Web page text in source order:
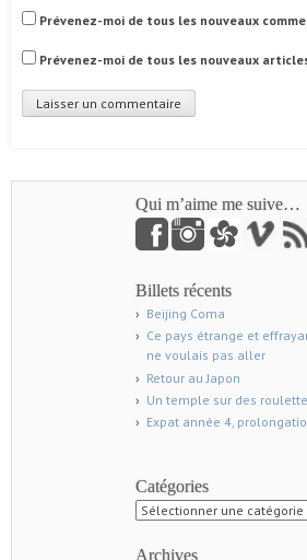
Prévenez-moi de tous les nouveaux
Prévenez-moi de tous les nouveaux
Qui m’aime me suive…
Billets récents
Beijing Coma
Ce pays étrange et
ne voulais pas aller
Retour au Japon
Un temple sur des
Expat année 4,
Catégories
Catégories
Archives